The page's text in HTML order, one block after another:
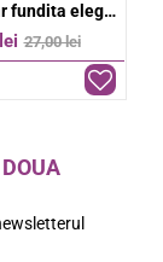
-19%Accesoriu par fundita eleganta
27,00 lei